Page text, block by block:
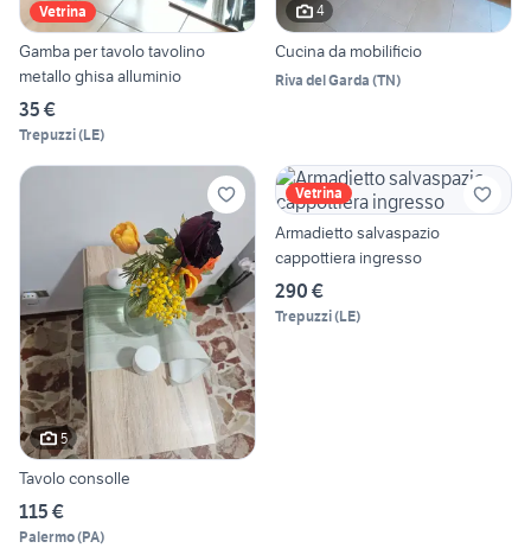
Vetrina
Gamba per tavolo tavolino
metallo ghisa alluminio
35 €
Trepuzzi(LE)
4
Cucina da mobilificio
Riva del Garda (TN)
5
Tavolo consolle
115 €
Palermo(PA)
Vetrina
Armadietto salvaspazio
cappottiera ingresso
290 €
Trepuzzi(LE)